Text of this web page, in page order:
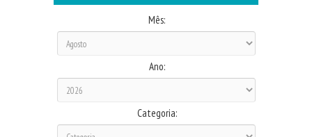
Mês:
Ano:
Categoria: